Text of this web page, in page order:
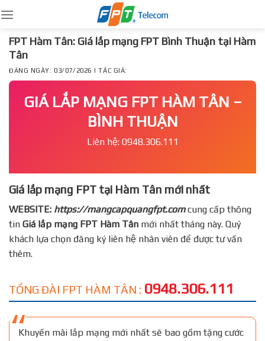
to
content
FPT Hàm Tân: Giá lắp mạng FPT Bình Thuận tại Hàm
Tân
ĐĂNG NGÀY: 03/07/2026 | TÁC GIẢ:
GIÁ LẮP MẠNG FPT HÀM TÂN –
BÌNH THUẬN
Liên hệ: 0948.306.111
Giá lắp mạng FPT tại Hàm Tân mới nhất
WEBSITE: https://mangcapquangfpt.comcung cấp thông
tin Giá lắp mạng FPT Hàm Tân mới nhất tháng này. Quý
khách lựa chọn đăng ký liên hệ nhân viên để được tư vấn
thêm.
TỔNG ĐÀI FPT HÀM TÂN : 0948.306.111
Khuyến mãi lắp mạng mới nhất sẽ bao gồm tặng cước